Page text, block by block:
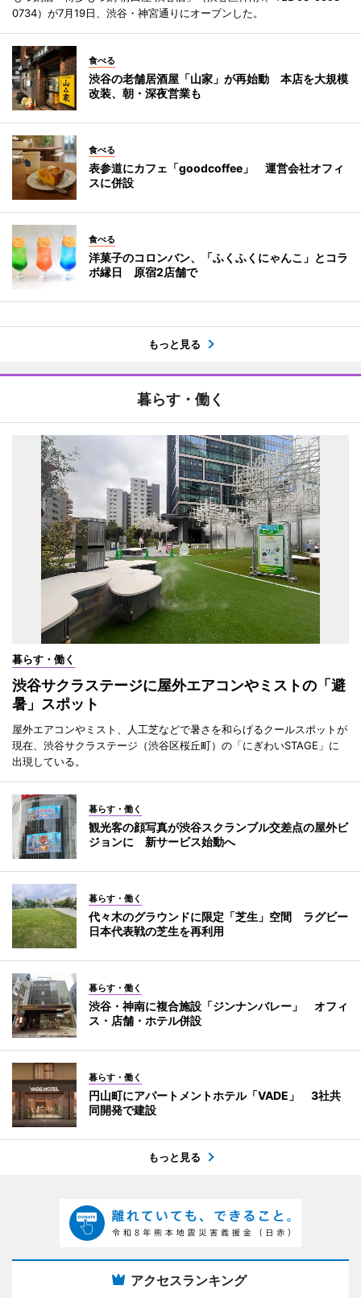
0734）が7月19日、渋谷・神宮通りにオープンした。
食べる
渋谷の老舗居酒屋「山家」が再始動 本店を大規模
改装、朝・深夜営業も
食べる
表参道にカフェ「goodcoffee」 運営会社オフィ
スに併設
食べる
洋菓子のコロンバン、「ふくふくにゃんこ」とコラ
ボ縁日 原宿2店舗で
もっと見る
暮らす・働く
暮らす・働く
渋谷サクラステージに屋外エアコンやミストの「避
暑」スポット
屋外エアコンやミスト、人工芝などで暑さを和らげるクールスポットが
現在、渋谷サクラステージ（渋谷区桜丘町）の「にぎわいSTAGE」に
出現している。
暮らす・働く
観光客の顔写真が渋谷スクランブル交差点の屋外ビ
ジョンに 新サービス始動へ
暮らす・働く
代々木のグラウンドに限定「芝生」空間 ラグビー
日本代表戦の芝生を再利用
暮らす・働く
渋谷・神南に複合施設「ジンナンバレー」 オフィ
ス・店舗・ホテル併設
暮らす・働く
円山町にアパートメントホテル「VADE」 3社共
同開発で建設
もっと見る
アクセスランキング